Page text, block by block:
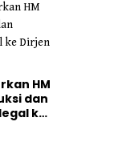
HM
dan
ke